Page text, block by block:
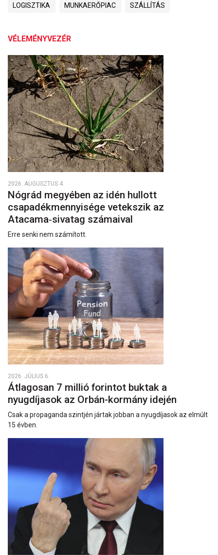
LOGISZTIKA MUNKAERŐPIAC SZÁLLÍTÁS
VÉLEMÉNYVEZÉR
2026. AUGUSZTUS 4.
Nógrád megyében az idén hullott
csapadékmennyisége vetekszik az
Atacama‑sivatag számaival
Erre senki nem számított.
2026. JÚLIUS 6.
Átlagosan 7 millió forintot buktak a
nyugdíjasok az Orbán-kormány idején
Csak a propaganda szintjén jártak jobban a nyugdíjasok az elmúlt
15 évben.